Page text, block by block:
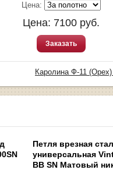
Цена:
Цена: 7100 руб.
Заказать
Каролина Ф-11
Петля врезная
универсальная
BB SN Матовый